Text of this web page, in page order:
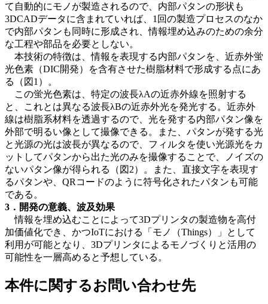
て自動的にモノが製造されるので、内部パタンの形状も
3DCADデータに含まれていれば、1回の製造プロセスのなか
で内部パタンも同時に形成され、情報埋め込みのための余分
な工程や部品を必要としない。
本技術の特徴は、情報を表現する内部パタンを、近赤外蛍
光色素（DIC開発）を含有させた樹脂材料で形成する点にあ
る（図1）。
この蛍光色素は、特定の波長λAの近赤外線を照射する
と、これとは異なる波長λBの近赤外光を発光する。近赤外
線は樹脂系材料を透過するので、光を発する内部パタン像を
外部で明るい像として撮像できる。また、パタンが発する光
と光源の光は波長が異なるので、フィルタを使い光源光をカ
ットしてパタンから出た光のみを撮像することで、ノイズの
ないパタン像が得られる（図2）。また、直接文字を表現す
るパタンや、QRコードのように符号化されたパタンも可能
である。
3．開発の意義、波及効果
情報を埋め込むことによって3Dプリンタの製造物を高付
加価値化でき、かつIoTにおける「モノ（Things）」として
利用が可能となり、3Dプリンタによるモノづくりと活用の
可能性を一層高めると予想している。
本件に関するお問い合わせ先